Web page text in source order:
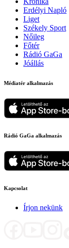
Erdélyi Napló
Liget
Székely Sport
Nőileg
Főtér
Rádió GaGa
Jóállás
Médiatér alkalmazás
Rádió GaGa alkalmazás
Kapcsolat
Írjon nekünk